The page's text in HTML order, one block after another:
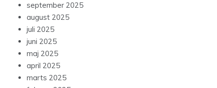
september 2025
august 2025
juli 2025
juni 2025
maj 2025
april 2025
marts 2025